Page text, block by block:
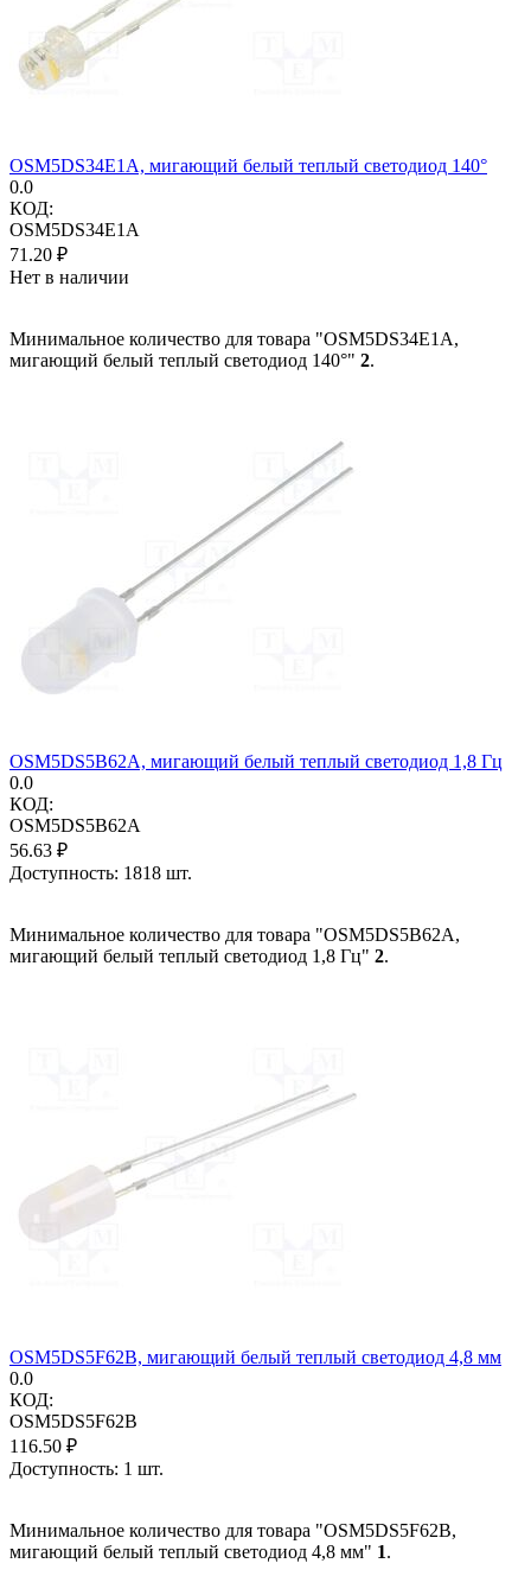
OSM5DS34E1A, мигающий белый теплый светодиод 140°
0.0
КОД:
OSM5DS34E1A
71.20 ₽
Нет в наличии
Минимальное количество для товара "OSM5DS34E1A,
мигающий белый теплый светодиод 140°" 2.
OSM5DS5B62A, мигающий белый теплый светодиод 1,8 Гц
0.0
КОД:
OSM5DS5B62A
56.63 ₽
Доступность: 1818 шт.
Минимальное количество для товара "OSM5DS5B62A,
мигающий белый теплый светодиод 1,8 Гц" 2.
OSM5DS5F62B, мигающий белый теплый светодиод 4,8 мм
0.0
КОД:
OSM5DS5F62B
116.50 ₽
Доступность: 1 шт.
Минимальное количество для товара "OSM5DS5F62B,
мигающий белый теплый светодиод 4,8 мм" 1.